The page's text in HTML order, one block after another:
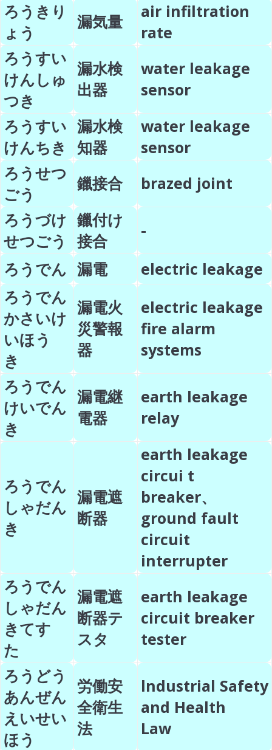
ろうきり
ょう
漏気量
air infiltration
rate
ろうすい
けんしゅ
つき
漏水検
出器
water leakage
sensor
ろうすい
けんちき
漏水検
知器
water leakage
sensor
ろうせつ
ごう
鑞接合
brazed joint
ろうづけ
せつごう
鑞付け
接合
-
ろうでん 漏電
electric leakage
ろうでん
かさいけ
いほう
き
漏電火
災警報
器
electric leakage
fire alarm
systems
ろうでん
けいでん
き
漏電継
電器
earth leakage
relay
ろうでん
しゃだん
き
漏電遮
断器
earth leakage
circui t
breaker、
ground fault
circuit
interrupter
ろうでん
しゃだん
きてす
た
漏電遮
断器テ
スタ
earth leakage
circuit breaker
tester
ろうどう
あんぜん
えいせい
ほう
労働安
全衛生
法
lndustrial Safety
and Health
Law